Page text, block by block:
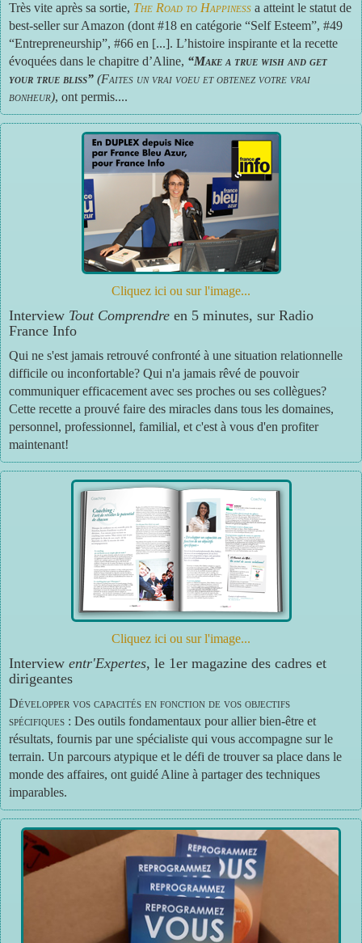
Très vite après sa sortie, The Road to Happiness a atteint le statut de
best-seller sur Amazon (dont #18 en catégorie “Self Esteem”, #49
“Entrepreneurship”, #66 en [...]. L’histoire inspirante et la recette
évoquées dans le chapitre d’Aline, “Make a true wish and get
your true bliss” (Faites un vrai voeu et obtenez votre vrai
bonheur), ont permis....
Cliquez ici ou sur l'image...
Interview Tout Comprendre en 5 minutes, sur Radio
France Info
Qui ne s'est jamais retrouvé confronté à une situation relationnelle
difficile ou inconfortable? Qui n'a jamais rêvé de pouvoir
communiquer efficacement avec ses proches ou ses collègues?
Cette recette a prouvé faire des miracles dans tous les domaines,
personnel, professionnel, familial, et c'est à vous d'en profiter
maintenant!
Cliquez ici ou sur l'image...
Interview entr'Expertes, le 1er magazine des cadres et
dirigeantes
Développer vos capacités en fonction de vos objectifs
spécifiques : Des outils fondamentaux pour allier bien-être et
résultats, fournis par une spécialiste qui vous accompagne sur le
terrain. Un parcours atypique et le défi de trouver sa place dans le
monde des affaires, ont guidé Aline à partager des techniques
imparables.